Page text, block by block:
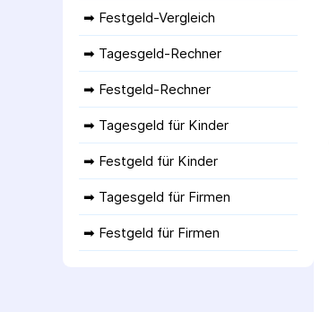
➡ Festgeld-Vergleich
➡ Tagesgeld-Rechner
➡ Festgeld-Rechner
➡ Tagesgeld für Kinder
➡ Festgeld für Kinder
➡ Tagesgeld für Firmen
➡ Festgeld für Firmen